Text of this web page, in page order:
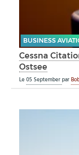
BUSINESS
Cessna
Ostsee
Le05 Septemberpar